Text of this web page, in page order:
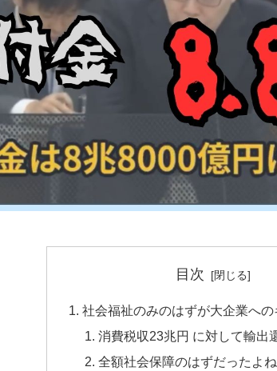
目次
社会福祉のみのはずが大企業への
消費税収23兆円 に対して輸出
全額社会保障のはずだったよね